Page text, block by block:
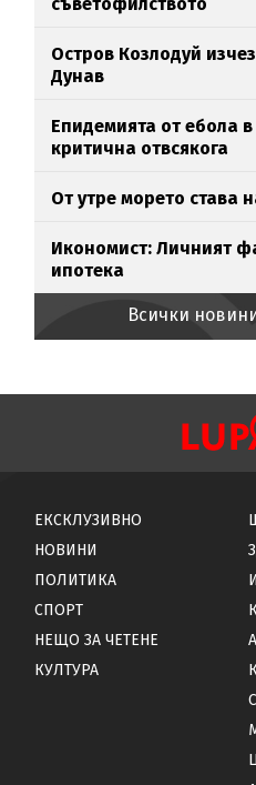
Остров Козлодуй
Дунав
Епидемията от ебола
критична отвсякога
От утре морето става
Икономист: Личният
ипотека
Всички
ЕКСКЛУЗИВНО
НОВИНИ
ПОЛИТИКА
СПОРТ
НЕЩО ЗА ЧЕТЕНЕ
КУЛТУРА